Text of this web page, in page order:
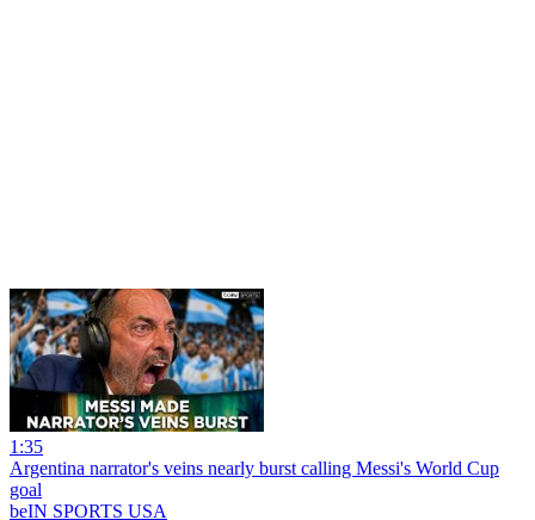
1:35
Argentina narrator's veins nearly burst calling Messi's World Cup
goal
beIN SPORTS USA